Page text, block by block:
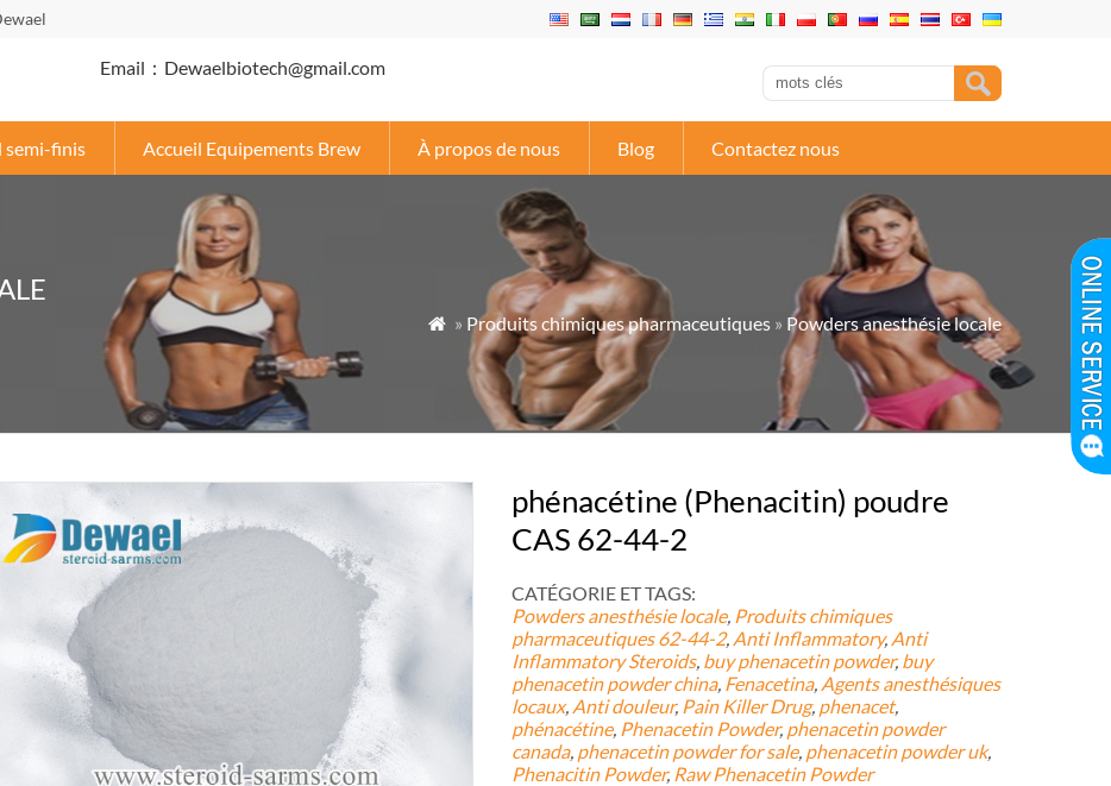
Email：Dewaelbiotech@gmail.com
semi-finis Accueil Equipements Brew À propos de nous Blog Contactez nous
 » Produits chimiques pharmaceutiques » Powders anesthésie locale
phénacétine (Phenacitin) poudre
CAS 62-44-2
CATÉGORIE ET ​​TAGS:
Powders anesthésie locale, Produits chimiques
pharmaceutiques 62-44-2, Anti Inflammatory, Anti
Inflammatory Steroids, buy phenacetin powder, buy
phenacetin powder china, Fenacetina, Agents anesthésiques
locaux, Anti douleur, Pain Killer Drug, phenacet,
phénacétine, Phenacetin Powder, phenacetin powder
canada, phenacetin powder for sale, phenacetin powder uk,
Phenacitin Powder, Raw Phenacetin Powder